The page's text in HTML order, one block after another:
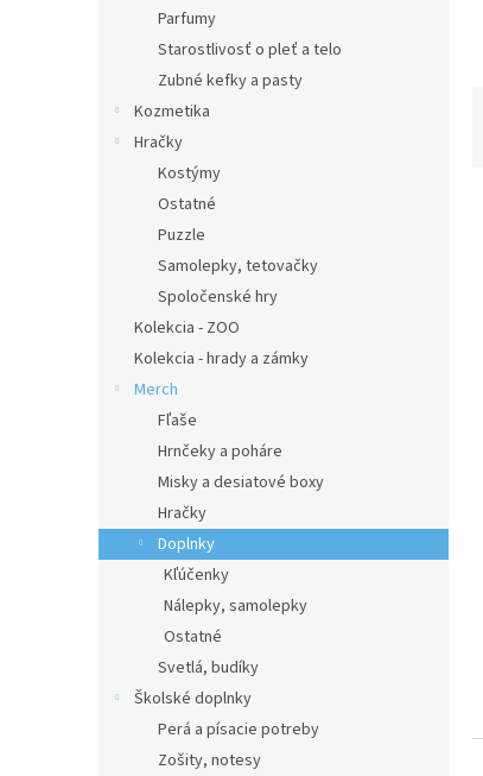
Parfumy
Starostlivosť o pleť a telo
Zubné kefky a pasty
Kozmetika
Hračky
Kostýmy
Ostatné
Puzzle
Samolepky, tetovačky
Spoločenské hry
Kolekcia - ZOO
Kolekcia - hrady a zámky
Merch
Fľaše
Hrnčeky a poháre
Misky a desiatové boxy
Hračky
Doplnky
Kľúčenky
Nálepky, samolepky
Ostatné
Svetlá, budíky
Školské doplnky
Perá a písacie potreby
Zošity, notesy